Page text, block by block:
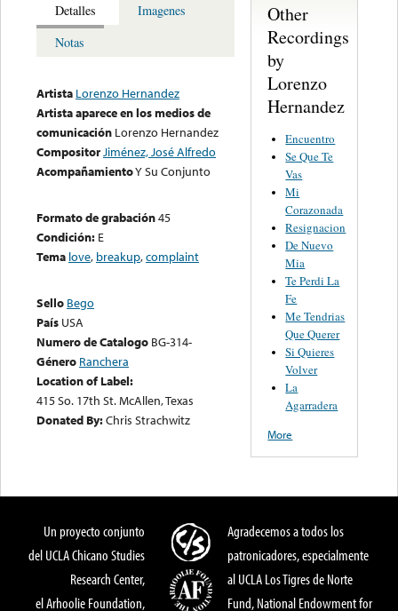
Detalles
Imagenes
Notas
Artista Lorenzo Hernandez
Artista aparece en los medios de
comunicación Lorenzo Hernandez
CompositorJiménez, José Alfredo
AcompañamientoY Su Conjunto
Formato de grabación45
Condición: E
Tema love, breakup,complaint
Sello Bego
País USA
Numero de Catalogo BG-314-
Género Ranchera
Location of Label:
415 So. 17th St. McAllen, Texas
Donated By:Chris Strachwitz
Other
Recordings
by
Lorenzo
Hernandez
Encuentro
Se Que Te
Vas
Mi
Corazonada
Resignacion
De Nuevo
Mia
Te Perdi La
Fe
Me Tendrias
Que Querer
Si Quieres
Volver
La
Agarradera
More
Un proyecto conjunto
del UCLA Chicano Studies
Research Center,
el Arhoolie Foundation,
Agradecemos a todos los
patronicadores, especialmente
al UCLA Los Tigres de Norte
Fund, National Endowment for